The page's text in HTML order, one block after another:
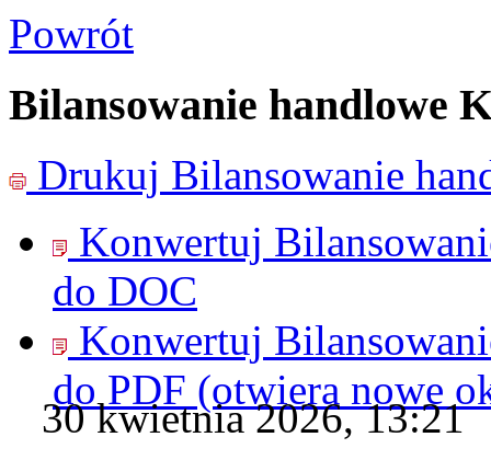
Powrót
Bilansowanie handlowe
Drukuj Bilansowanie
Konwertuj
do DOC
Konwertuj
do PDF (otwiera nowe
30 kwietnia 2026, 13:21